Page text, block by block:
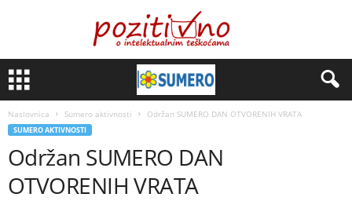
Naslovnica Sumero aktivnosti Održan SUMERO DAN OTVORENIH VRATA
SUMERO AKTIVNOSTI
Održan SUMERO DAN
OTVORENIH VRATA